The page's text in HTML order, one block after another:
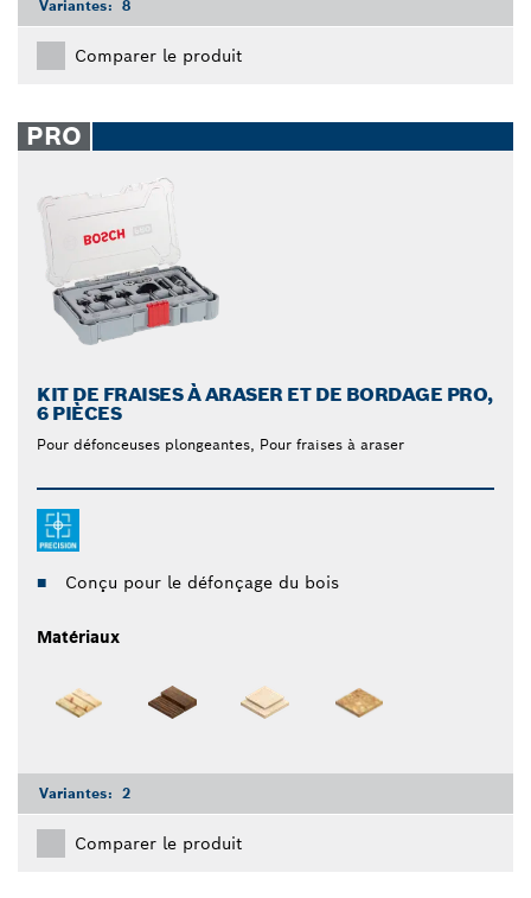
Variantes: 8
Comparer le produit
PRO
KIT DE FRAISES À ARASER ET DE BORDAGE PRO,
6 PIÈCES
Pour défonceuses plongeantes, Pour fraises à araser
Conçu pour le défonçage du bois
Matériaux
Variantes: 2
Comparer le produit